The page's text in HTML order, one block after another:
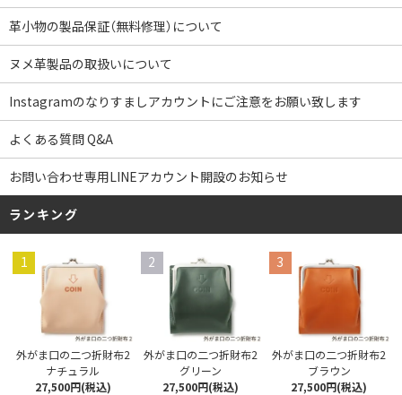
革小物の製品保証（無料修理）について
ヌメ革製品の取扱いについて
Instagramのなりすましアカウントにご注意をお願い致します
よくある質問 Q&A
お問い合わせ専用LINEアカウント開設のお知らせ
ランキング
1
外がま口の二つ折財布2
ナチュラル
27,500円(税込)
2
外がま口の二つ折財布2
グリーン
27,500円(税込)
3
外がま口の二つ折財布2
ブラウン
27,500円(税込)